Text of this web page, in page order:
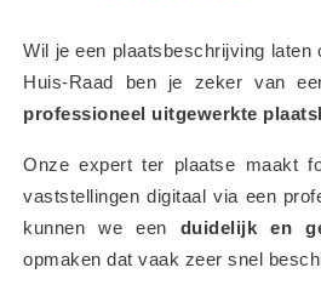
Wil je een plaatsbeschrijving laten
Huis-Raad ben je zeker van
professioneel uitgewerkte
Onze expert ter plaatse maakt
vaststellingen digitaal via een
kunnen we een duidelijk en
opmaken dat vaak zeer snel